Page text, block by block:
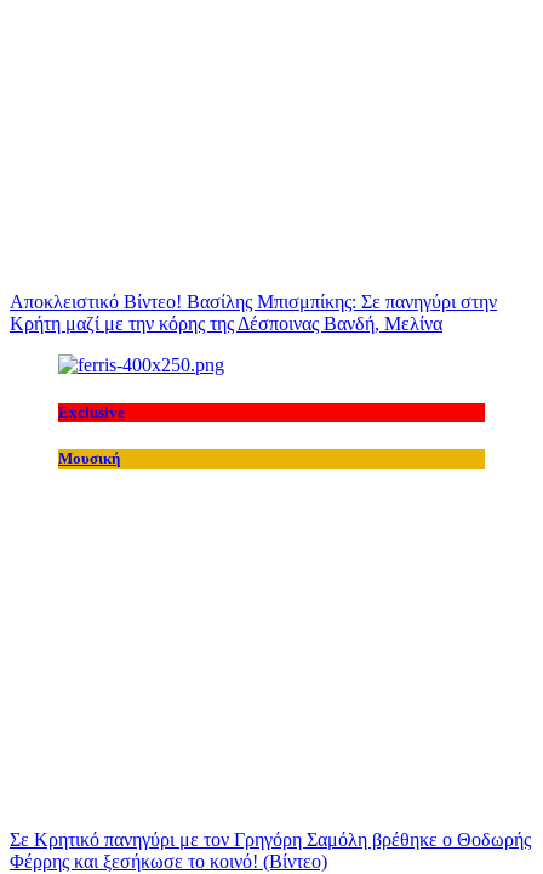
Αποκλειστικό Βίντεο! Βασίλης Μπισμπίκης: Σε πανηγύρι στην
Κρήτη μαζί με την κόρης της Δέσποινας Βανδή, Μελίνα
Exclusive
Μουσική
Σε Κρητικό πανηγύρι με τον Γρηγόρη Σαμόλη βρέθηκε ο Θοδωρής
Φέρρης και ξεσήκωσε το κοινό! (Βίντεο)